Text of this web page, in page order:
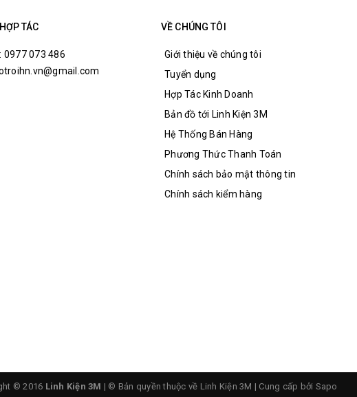
TÁC
0977 073 486
VỀ CHÚNG TÔI
Giới thiệu về chúng tôi
Tuyển dụng
Hợp Tác Kinh Doanh
Bản đồ tới Linh Kiện 3M
Hệ Thống Bán Hàng
Phương Thức Thanh Toán
Chính sách bảo mật thông tin
Chính sách kiểm hàng
© 2016 Linh Kiện 3M | © Bản quyền thuộc về Linh Kiện 3M | Cung cấp bởi Sapo